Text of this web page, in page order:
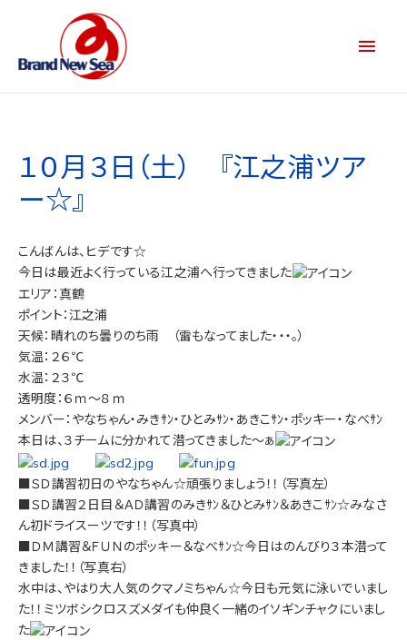
１０月３日（土） 『江之浦ツア
ー☆』
こんばんは、ヒデです☆
今日は最近よく行っている江之浦へ行ってきました
エリア：真鶴
ポイント：江之浦
天候：晴れのち曇りのち雨 （雷もなってました・・・。）
気温：２６℃
水温：２３℃
透明度：６ｍ～８ｍ
メンバー：やなちゃん・みきｻﾝ・ひとみｻﾝ・あきこｻﾝ・ポッキー・なべｻﾝ
本日は、３チームに分かれて潜ってきました～ぁ
■ＳＤ講習初日のやなちゃん☆頑張りましょう！！（写真左）
■ＳＤ講習２日目＆ＡＤ講習のみきｻﾝ＆ひとみｻﾝ＆あきこｻﾝ☆みなさ
ん初ドライスーツです！！（写真中）
■ＤＭ講習＆ＦＵＮのポッキー＆なべｻﾝ☆今日はのんびり３本潜って
きました！！（写真右）
水中は、やはり大人気のクマノミちゃん☆今日も元気に泳いでいまし
た！！ミツボシクロスズメダイも仲良く一緒のイソギンチャクにいまし
た